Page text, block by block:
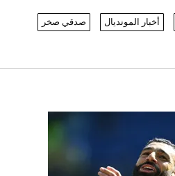
2026-07-25
أخبار المونديال صدقي صخر